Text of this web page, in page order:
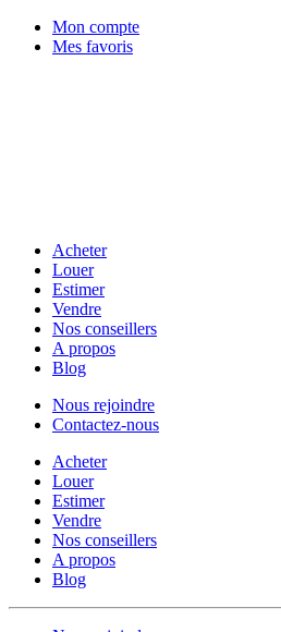
Mon compte
Mes favoris
Acheter
Louer
Estimer
Vendre
Nos conseillers
A propos
Blog
Nous rejoindre
Contactez-nous
Acheter
Louer
Estimer
Vendre
Nos conseillers
A propos
Blog